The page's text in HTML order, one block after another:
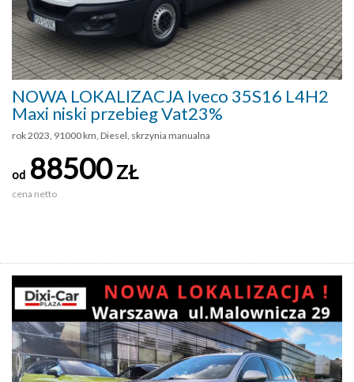
NOWA LOKALIZACJA Iveco 35S16 L4H2
Maxi niski przebieg Vat23%
rok 2023, 91000 km, Diesel, skrzynia manualna
od 88500ZŁ
cena netto